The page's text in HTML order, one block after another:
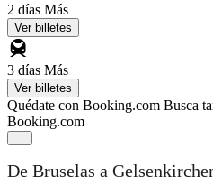
2 días Más
Ver billetes
3 días Más
Ver billetes
Quédate con Booking.com Busca
Booking.com
De Bruselas a